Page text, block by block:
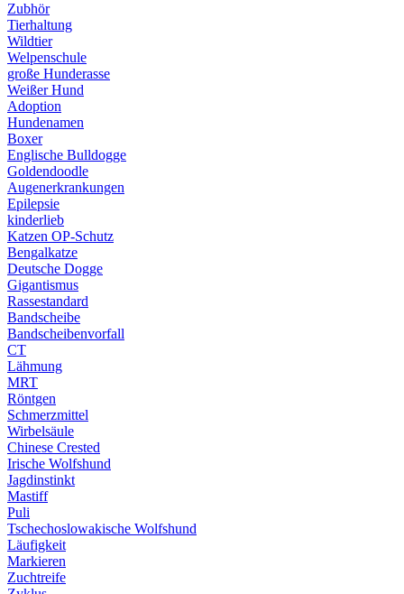
Zubhör
Tierhaltung
Wildtier
Welpenschule
große Hunderasse
Weißer Hund
Adoption
Hundenamen
Boxer
Englische Bulldogge
Goldendoodle
Augenerkrankungen
Epilepsie
kinderlieb
Katzen OP-Schutz
Bengalkatze
Deutsche Dogge
Gigantismus
Rassestandard
Bandscheibe
Bandscheibenvorfall
CT
Lähmung
MRT
Röntgen
Schmerzmittel
Wirbelsäule
Chinese Crested
Irische Wolfshund
Jagdinstinkt
Mastiff
Puli
Tschechoslowakische Wolfshund
Läufigkeit
Markieren
Zuchtreife